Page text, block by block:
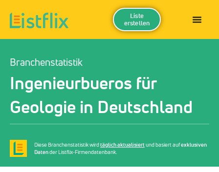
Liste
erstellen
Branchenstatistik
Ingenieurbueros für
Geologie in Deutschland
Diese Branchenstatistik wirdtäglich aktualisiertund basiert aufexklusiven
Datender Listflix-Firmendatenbank.